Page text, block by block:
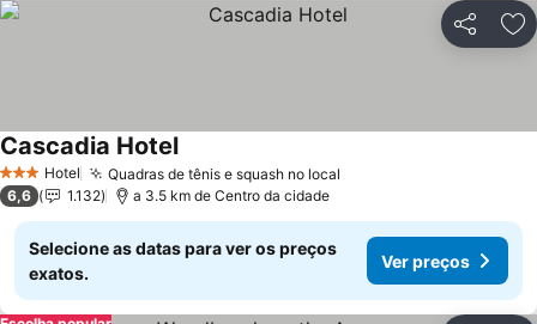
Partilhar
3 EstrelasHotel Quadras de tênis e squash no local
Cascadia HotelVer preços
6,6 1.132 a 3.5 km de Centro da cidade
Selecione as datas para ver os preços
exatos.
Ver preços